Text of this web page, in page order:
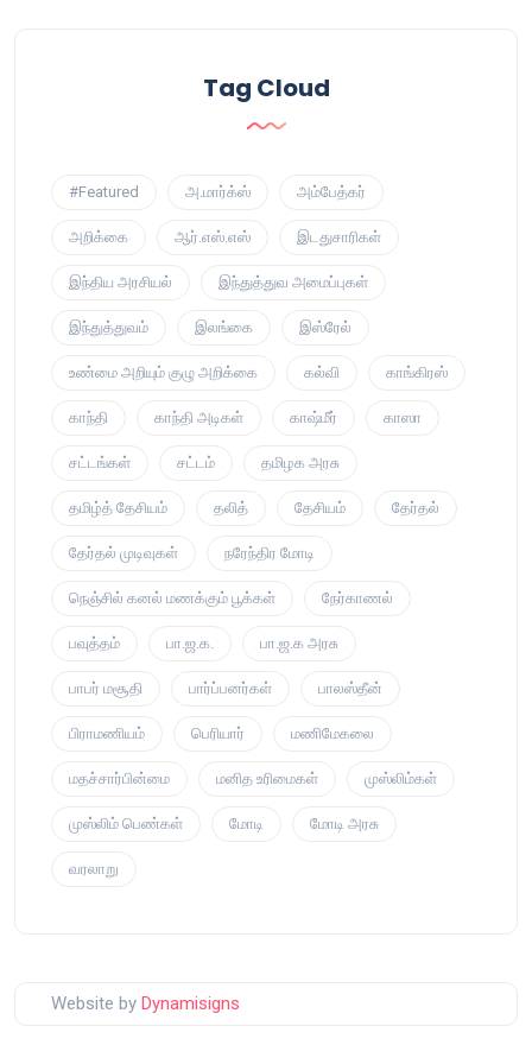
Tag Cloud
#Featured அ.மார்க்ஸ் அம்பேத்கர்
அறிக்கை ஆர்.எஸ்.எஸ் இடதுசாரிகள்
இந்திய அரசியல் இந்துத்துவ அமைப்புகள்
இந்துத்துவம் இலங்கை இஸ்ரேல்
உண்மை அறியும் குழு அறிக்கை கல்வி காங்கிரஸ்
காந்தி காந்தி அடிகள் காஷ்மீர் காஸா
சட்டங்கள் சட்டம் தமிழக அரசு
தமிழ்த் தேசியம் தலித் தேசியம் தேர்தல்
தேர்தல் முடிவுகள் நரேந்திர மோடி
நெஞ்சில் கனல் மணக்கும் பூக்கள் நேர்காணல்
பவுத்தம் பா.ஜ.க. பா.ஜ.க அரசு
பாபர் மசூதி பார்ப்பனர்கள் பாலஸ்தீன்
பிராமணியம் பெரியார் மணிமேகலை
மதச்சார்பின்மை மனித உரிமைகள் முஸ்லிம்கள்
முஸ்லிம் பெண்கள் மோடி மோடி அரசு
வரலாறு
Website by Dynamisigns